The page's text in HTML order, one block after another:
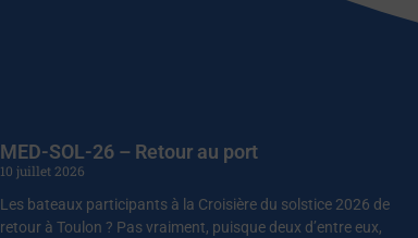
MED-SOL-26 – Retour au port
10 juillet 2026
Les bateaux participants à la Croisière du solstice 2026 de
retour à Toulon ? Pas vraiment, puisque deux d’entre eux,